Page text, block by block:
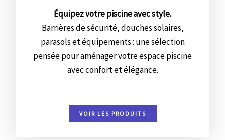
Équipez votre piscine avec style.
Barrières de sécurité, douches solaires,
parasols et équipements : une sélection
pensée pour aménager votre espace piscine
avec confort et élégance.
VOIR LES PRODUITS